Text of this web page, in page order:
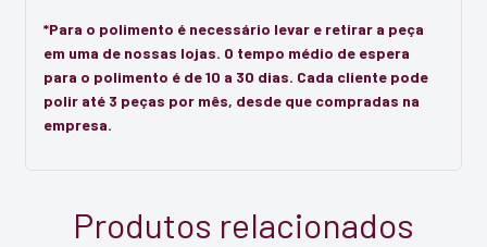
*Para o polimento é necessário levar e retirar a peça
em uma de nossas lojas. O tempo médio de espera
para o polimento é de 10 a 30 dias. Cada cliente pode
polir até 3 peças por mês, desde que compradas na
empresa.
Produtos relacionados